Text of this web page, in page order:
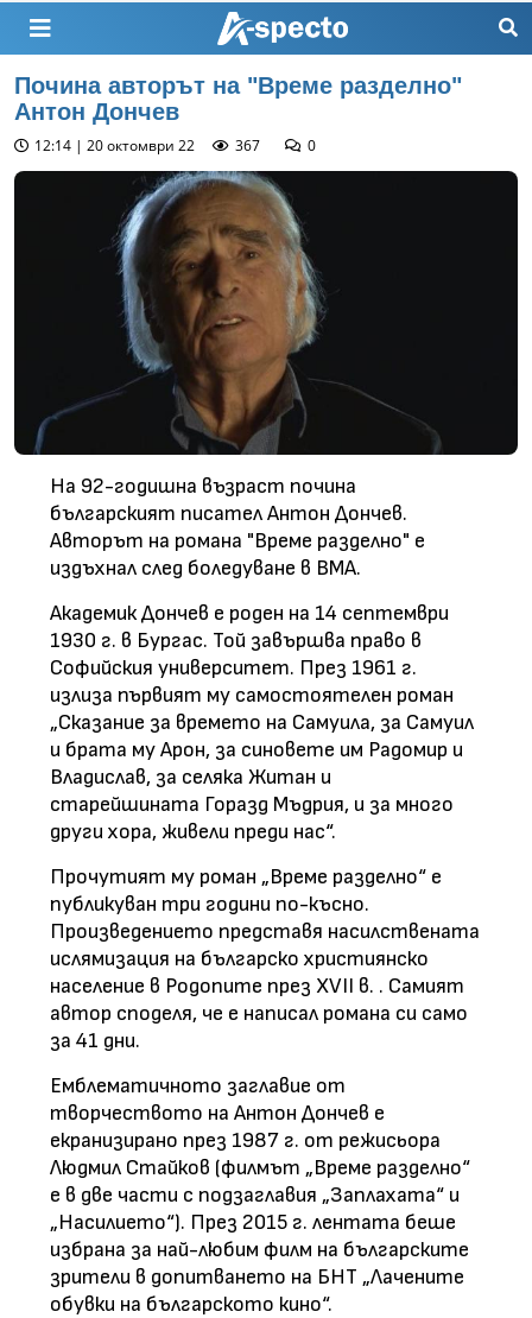
Почина авторът на "Време разделно"
Антон Дончев
12:14 | 20 октомври 22 367 0
На 92-годишна възраст почина
българският писател Антон Дончев.
Авторът на романа "Време разделно" е
издъхнал след боледуване в ВМА.
Академик Дончев е роден на 14 септември
1930 г. в Бургас. Той завършва право в
Софийския университет. През 1961 г.
излиза първият му самостоятелен роман
„Сказание за времето на Самуила, за Самуил
и брата му Арон, за синовете им Радомир и
Владислав, за селяка Житан и
старейшината Горазд Мъдрия, и за много
други хора, живели преди нас“.
Прочутият му роман „Време разделно“ е
публикуван три години по-късно.
Произведението представя насилствената
ислямизация на българско християнско
население в Родопите през XVІІ в. . Самият
автор споделя, че е написал романа си само
за 41 дни.
Емблематичното заглавие от
творчеството на Антон Дончев е
екранизирано през 1987 г. от режисьора
Людмил Стайков (филмът „Време разделно“
е в две части с подзаглавия „Заплахата“ и
„Насилието“). През 2015 г. лентата беше
избрана за най-любим филм на българските
зрители в допитването на БНТ „Лачените
обувки на българското кино“.